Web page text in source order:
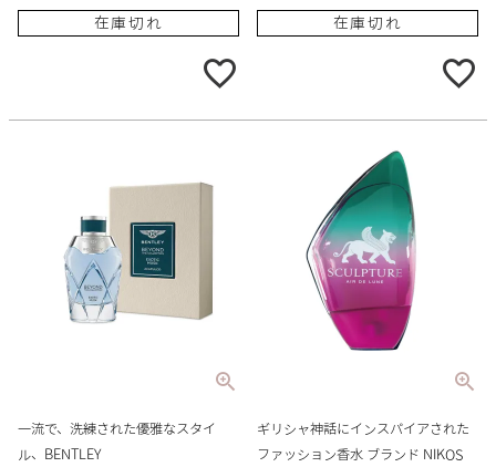
在庫切れ 在庫切れ
一流で、洗練された優雅なスタイ
ル、BENTLEY
ギリシャ神話にインスパイアされた
ファッション香水 ブランド NIKOS